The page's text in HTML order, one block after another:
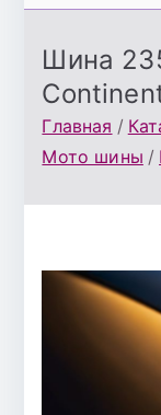
Шина
Главная
Мото шины